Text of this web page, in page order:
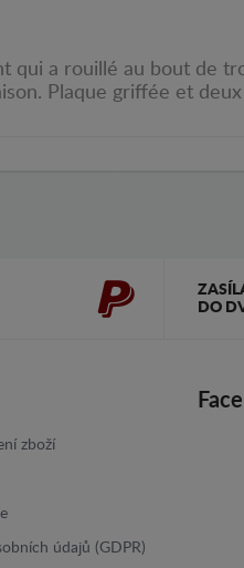
a rouillé au bout de
Plaque griffée et
DO
zboží
údajů (GDPR)